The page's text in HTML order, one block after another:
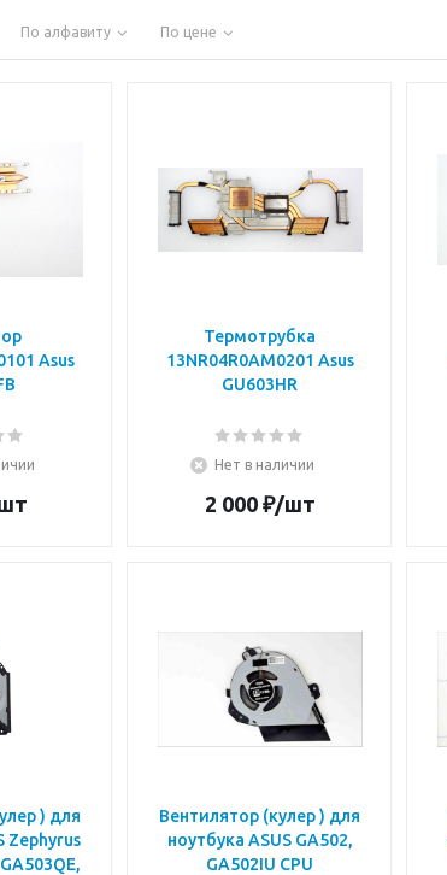
По алфавиту По цене
Asus
Термотрубка
13NR04R0AM0201 Asus
GU603HR
Нет в наличии
2 000₽/шт
) для
Zephyrus
Вентилятор (кулер ) для
ноутбука ASUS GA502,
GA502IU CPU